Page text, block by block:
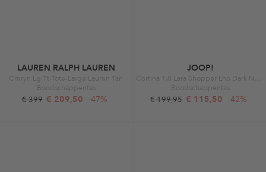
LAUREN RALPH LAUREN
Cmryn Lg Tt-Tote-Large Lauren Tan
Boodschappentas
€ 399 € 209,50 -47%
JOOP!
Boodschappentas
€ 199,95 € 115,50 -42%